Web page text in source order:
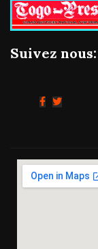
Suivez nous: